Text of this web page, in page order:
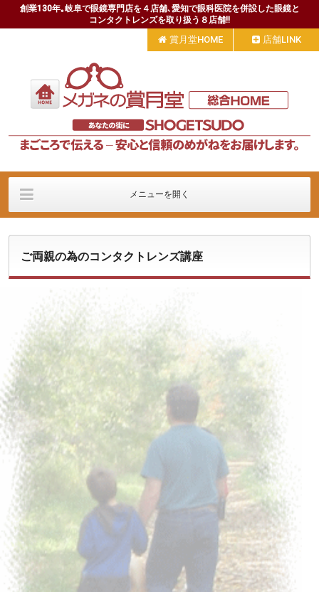
創業130年｡岐阜で眼鏡専門店を４店舗､愛知で眼科医院を併設した眼鏡と
コンタクトレンズを取り扱う８店舗!!
賞月堂HOME 店舗LINK
メニューを開く
採用情報 ブログ＆リンク
ご両親の為のコンタクトレンズ講座